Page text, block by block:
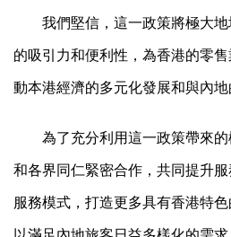
我們堅信，這一政策將極大
的吸引力和便利性，為香港的零
動本港經濟的多元化發展和與內地
為了充分利用這一政策帶來
和各界同仁緊密合作，共同提升
服務模式，打造更多具有香港特